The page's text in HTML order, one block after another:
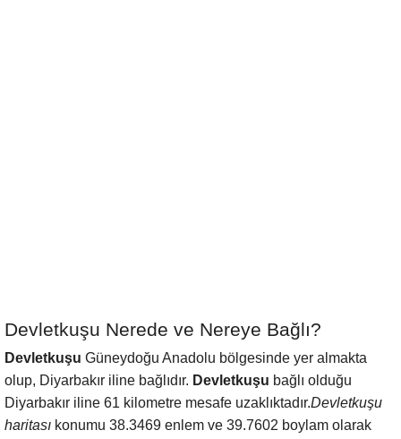
Devletkuşu Nerede ve Nereye Bağlı?
Devletkuşu Güneydoğu Anadolu bölgesinde yer almakta
olup, Diyarbakır iline bağlıdır. Devletkuşu bağlı olduğu
Diyarbakır iline 61 kilometre mesafe uzaklıktadır.Devletkuşu
haritası konumu 38.3469 enlem ve 39.7602 boylam olarak